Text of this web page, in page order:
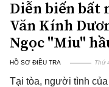
Diễn biến bất
Văn Kính
Ngọc "Miu"
HỒ SƠ ĐIỀU TRA Thứ
Tại tòa, người tình